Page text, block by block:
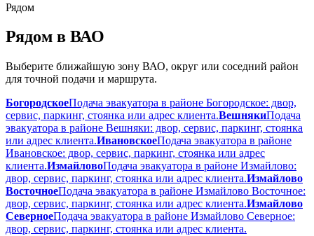
Рядом
Рядом в ВАО
Выберите ближайшую зону ВАО, округ или соседний район
для точной подачи и маршрута.
БогородскоеПодача эвакуатора в районе Богородское: двор,
сервис, паркинг, стоянка или адрес клиента.ВешнякиПодача
эвакуатора в районе Вешняки: двор, сервис, паркинг, стоянка
или адрес клиента.ИвановскоеПодача эвакуатора в районе
Ивановское: двор, сервис, паркинг, стоянка или адрес
клиента.ИзмайловоПодача эвакуатора в районе Измайлово:
двор, сервис, паркинг, стоянка или адрес клиента.Измайлово
ВосточноеПодача эвакуатора в районе Измайлово Восточное:
двор, сервис, паркинг, стоянка или адрес клиента.Измайлово
СеверноеПодача эвакуатора в районе Измайлово Северное:
двор, сервис, паркинг, стоянка или адрес клиента.